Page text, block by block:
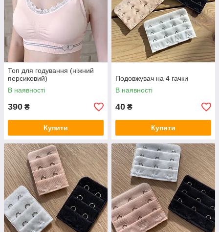
Топ для годування (ніжний
персиковий)
В наявності
390 ₴
Купити
Подовжувач на 4 гачки
В наявності
40 ₴
Купити